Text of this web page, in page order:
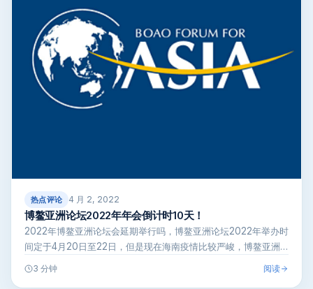
热点评论 4 月 2, 2022
博鳌亚洲论坛2022年年会倒计时10天！
2022年博鳌亚洲论坛会延期举行吗，博鳌亚洲论坛2022年举办时
间定于4月20日至22日，但是现在海南疫情比较严峻，博鳌亚洲
论坛猜…
3 分钟 阅读